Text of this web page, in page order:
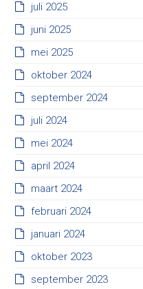
juli 2025
juni 2025
mei 2025
oktober 2024
september 2024
juli 2024
mei 2024
april 2024
maart 2024
februari 2024
januari 2024
oktober 2023
september 2023